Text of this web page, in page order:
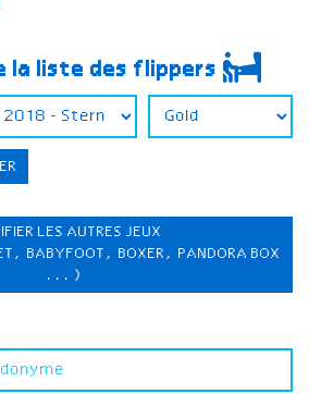
la liste des flippers
LES AUTRES JEUX
BABYFOOT, BOXER, PANDORA BOX
...)